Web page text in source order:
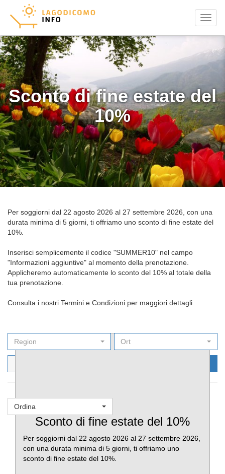
Menu
Sconto di fine estate del
10%
Per soggiorni dal 22 agosto 2026 al 27 settembre 2026, con una
durata minima di 5 giorni, ti offriamo uno sconto di fine estate del
10%.
Inserisci semplicemente il codice "SUMMER10" nel campo
"Informazioni aggiuntive" al momento della prenotazione.
Applicheremo automaticamente lo sconto del 10% al totale della
tua prenotazione.
Consulta i nostri Termini e Condizioni per maggiori dettagli.
Region Ort
Ordina
Sconto di fine estate del 10%
Per soggiorni dal 22 agosto 2026 al 27 settembre 2026,
con una durata minima di 5 giorni, ti offriamo uno
sconto di fine estate del 10%.